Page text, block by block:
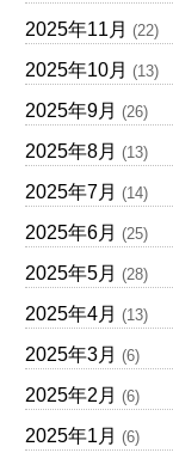
2025年11月 (22)
2025年10月 (13)
2025年9月 (26)
2025年8月 (13)
2025年7月 (14)
2025年6月 (25)
2025年5月 (28)
2025年4月 (13)
2025年3月 (6)
2025年2月 (6)
2025年1月 (6)